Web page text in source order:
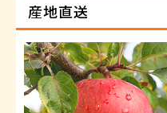
産地直送